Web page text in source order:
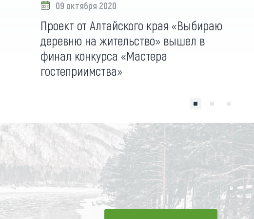
09 октября 2020
Проект от Алтайского края «Выбираю
деревню на жительство» вышел в
финал конкурса «Мастера
гостеприимства»